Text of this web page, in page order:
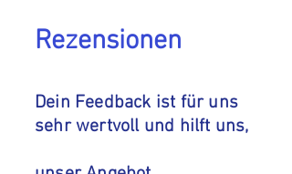
Rezensionen
Dein Feedback ist für uns
sehr wertvoll und hilft uns,